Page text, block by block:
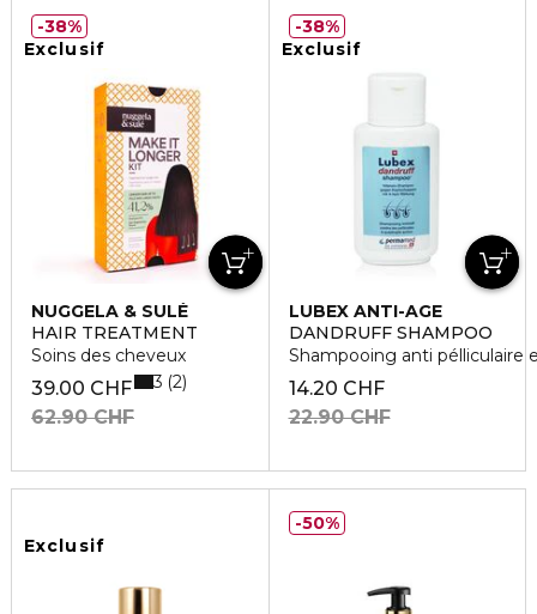
Exclusif
NUGGELA & SULÉ
HAIR TREATMENT
Soins des cheveux
39.00 CHF
62.90 CHF
3 2
38%
Exclusif
LUBEX ANTI-AGE
DANDRUFF SHAMPOO
Shampooing anti pélliculaire
14.20 CHF
22.90 CHF
38%
Exclusif
50%